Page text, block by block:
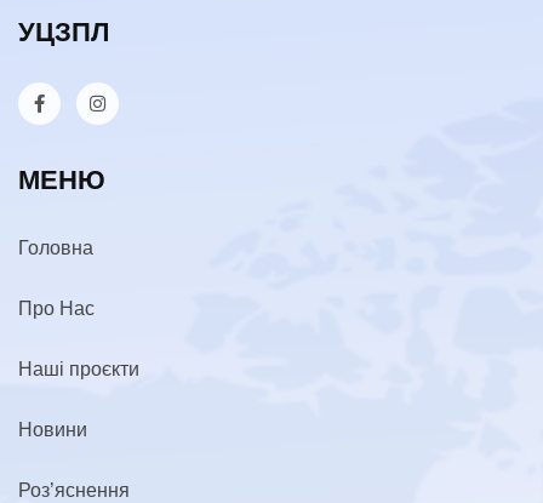
УЦЗПЛ
МЕНЮ
Головна
Про Нас
Наші проєкти
Новини
Роз’яснення